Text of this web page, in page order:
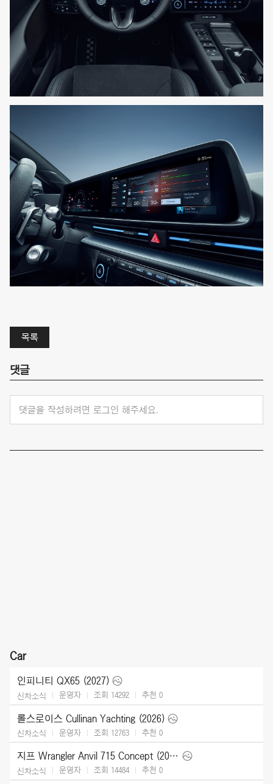
목록
댓글
댓글을 작성하려면 로그인 해주세요.
Car
인피니티 QX65 (2027)
신차소식 운영자 조회 14292 추천 0
롤스로이스 Cullinan Yachting (2026)
신차소식 운영자 조회 12763 추천 0
지프 Wrangler Anvil 715 Concept (2026)
신차소식 운영자 조회 14484 추천 0